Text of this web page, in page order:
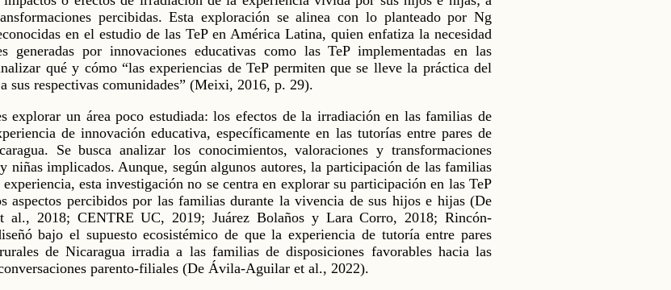
percibidas. Esta exploración se alinea con lo planteado por Ng
en el estudio de las TeP en América Latina, quien enfatiza la necesidad
generadas por innovaciones educativas como las TeP implementadas en las
qué y cómo “las experiencias de TeP permiten que se lleve la práctica del
sus respectivas comunidades” (Meixi, 2016, p. 29).
explorar un área poco estudiada: los efectos de la irradiación en las familias de
de innovación educativa, específicamente en las tutorías entre pares de
Se busca analizar los conocimientos, valoraciones y transformaciones
niñas implicados. Aunque, según algunos autores, la participación de las familias
esta investigación no se centra en explorar su participación en las TeP
aspectos percibidos por las familias durante la vivencia de sus hijos e hijas (De
al., 2018; CENTRE UC, 2019; Juárez Bolaños y Lara Corro, 2018; Rincón-
bajo el supuesto ecosistémico de que la experiencia de tutoría entre pares
de Nicaragua irradia a las familias de disposiciones favorables hacia las
parento-filiales (De Ávila-Aguilar et al., 2022).